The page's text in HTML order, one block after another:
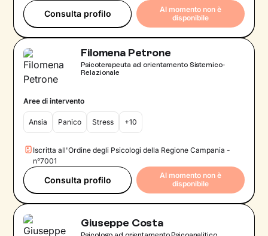
Consulta profilo
Al momento non è
disponibile
Filomena Petrone
Psicoterapeuta ad orientamento Sistemico-
Relazionale
Aree di intervento
Ansia Panico Stress +10
Iscritta all'Ordine degli Psicologi della Regione Campania -
n°7001
Consulta profilo
Al momento non è
disponibile
Giuseppe Costa